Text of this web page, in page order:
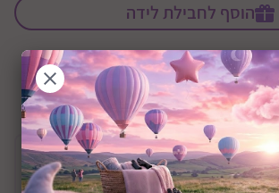
הוסף לחבילת לידה
שיתוף: